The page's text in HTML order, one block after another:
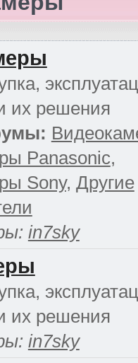
их решения
Panasonic,
Sony, Другие
in7sky
их решения
in7sky